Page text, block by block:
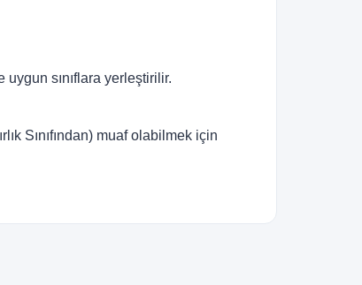
sınıflara yerleştirilir.
Sınıfından) muaf olabilmek için